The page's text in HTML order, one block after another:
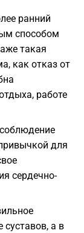
ранний
способом
такая
как отказ от
работе
для
сердечно-
а в